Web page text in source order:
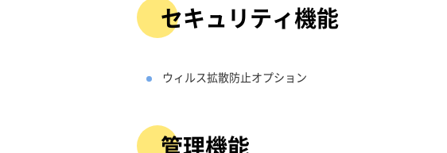
セキュリティ機能
ウィルス拡散防止オプション
管理機能